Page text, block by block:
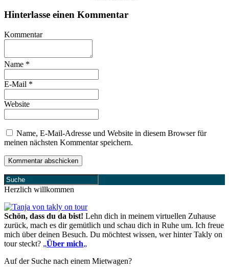
Hinterlasse einen Kommentar
Kommentar
Name *
E-Mail *
Website
Name, E-Mail-Adresse und Website in diesem Browser für
meinen nächsten Kommentar speichern.
Herzlich willkommen
Schön, dass du da bist! Lehn dich in meinem virtuellen Zuhause
zurück, mach es dir gemütlich und schau dich in Ruhe um. Ich freue
mich über deinen Besuch. Du möchtest wissen, wer hinter Takly on
tour steckt? „Über mich„
Auf der Suche nach einem Mietwagen?